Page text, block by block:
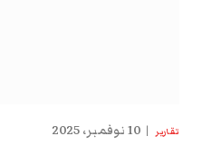
تقارير 10 نوفمبر، 2025